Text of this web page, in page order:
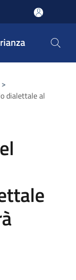
>
dialettale al